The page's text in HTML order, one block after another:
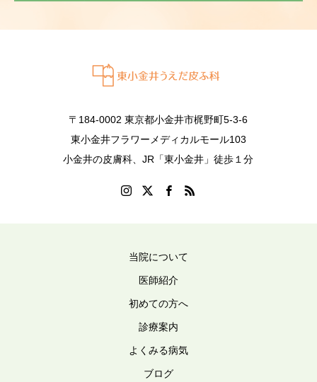
〒184-0002 東京都小金井市梶野町5-3-6
東小金井フラワーメディカルモール103
小金井の皮膚科、JR「東小金井」徒歩１分
当院について
医師紹介
初めての方へ
診療案内
よくみる病気
ブログ